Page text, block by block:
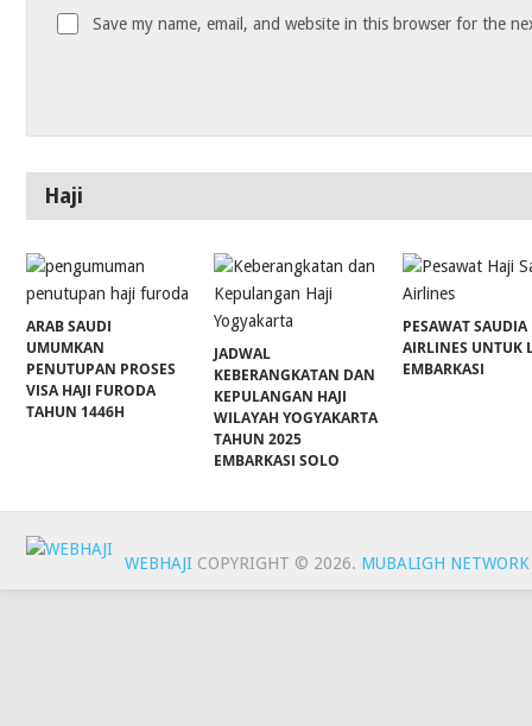
Save my name, email, and website in this browser for the
Haji
ARAB SAUDI
UMUMKAN
PENUTUPAN PROSES
VISA HAJI FURODA
TAHUN 1446H
JADWAL
KEBERANGKATAN DAN
KEPULANGAN HAJI
WILAYAH YOGYAKARTA
TAHUN 2025
EMBARKASI SOLO
PESAWAT SAUDIA
AIRLINES UNTUK
EMBARKASI
WEBHAJICOPYRIGHT © 2026. MUBALIGH NETWORK